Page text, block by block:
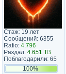
Стаж: 19 лет
Сообщений: 6355
Ratio: 4.796
Раздал: 4.651 TB
Поблагодарили: 65
100%